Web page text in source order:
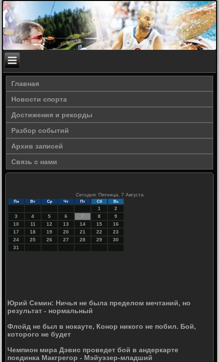
Главная
Новости спорта
Достижения и рекорды
Разбор событий
Архив записей
Связь с нами
Сегодня: Пятница, 7 Августа
Пн Вт Ср Чт Пт Сб Вс
1
2
3
4 5 6 7 8
9
10
11 12 13 14 15
16
17
18 19 20 21 22
23
24
25 26 27 28 29
30
31
Юрий Семин: Ничья не была пределом мечтаний, но
результат - нормальный
Флойд не был в нокауте, Конор никого не побил. Бой,
которого не будет
Чемпион мира Дэвис проведет бой в андеркарте
поединка Макгрегор - Мэйуэзер-младший